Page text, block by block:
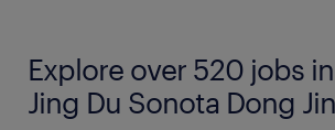
Explore over 520 jobs
Jing Du Sonota Dong